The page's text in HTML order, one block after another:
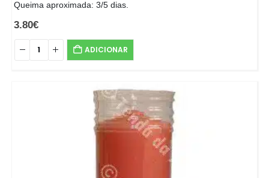
Queima aproximada: 3/5 dias.
3.80€
ADICIONAR